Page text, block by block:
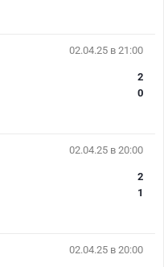
02.04.25 в 21:00
2
0
02.04.25 в 20:00
2
1
02.04.25 в 20:00